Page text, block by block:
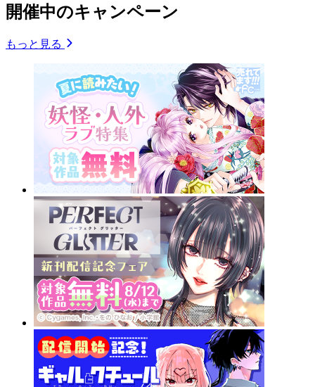
開催中のキャンペーン
もっと見る